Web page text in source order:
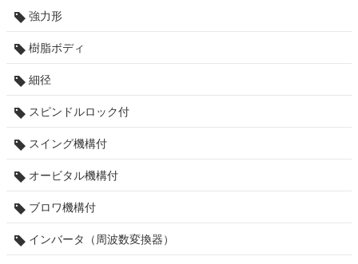
強力形
樹脂ボディ
細径
スピンドルロック付
スイング機構付
オービタル機構付
ブロワ機構付
インバータ（周波数変換器）